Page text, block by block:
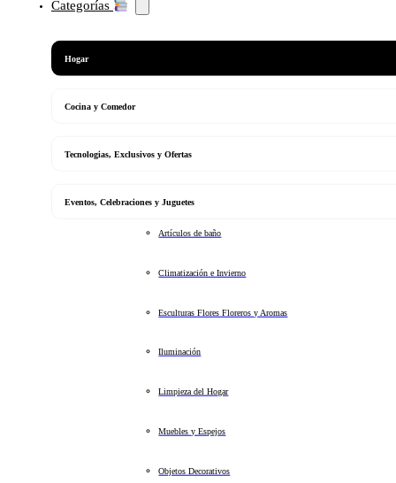
Categorías
Hogar
Cocina y Comedor
Tecnologias, Exclusivos y Ofertas
Eventos, Celebraciones y Juguetes
Artículos de baño
Climatización e Invierno
Esculturas Flores Floreros y Aromas
Iluminación
Limpieza del Hogar
Muebles y Espejos
Objetos Decorativos